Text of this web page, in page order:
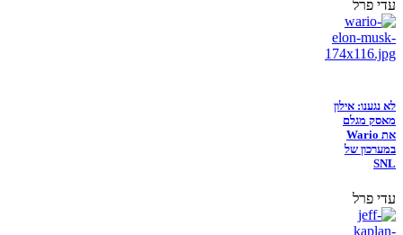
עדי פרל
לא נגענו: אילון
מאסק מגלם
את Wario
במערכון של
SNL
עדי פרל